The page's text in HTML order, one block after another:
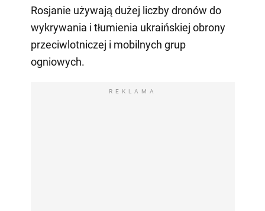
Rosjanie używają dużej liczby dronów do
wykrywania i tłumienia ukraińskiej obrony
przeciwlotniczej i mobilnych grup
ogniowych.
REKLAMA